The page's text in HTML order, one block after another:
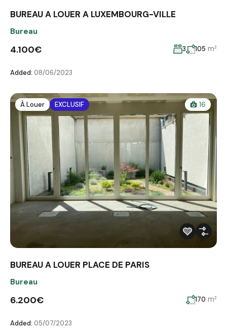
BUREAU A LOUER A LUXEMBOURG-VILLE
Bureau
4.100€ 3 105 m²
Added: 08/06/2023
À Louer EXCLUSIF 16
BUREAU A LOUER PLACE DE PARIS
Bureau
6.200€ 170 m²
Added: 05/07/2023